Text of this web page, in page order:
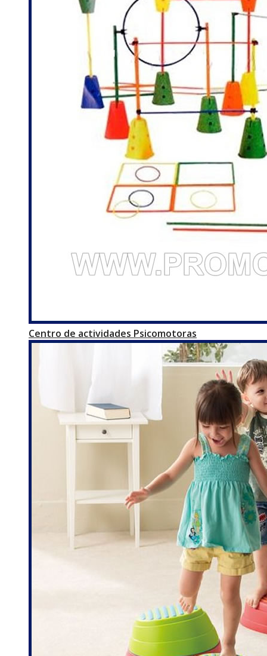
Centro de actividades Psicomotoras